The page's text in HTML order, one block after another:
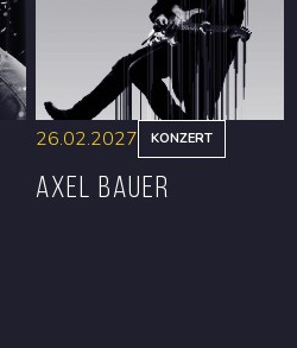
26.02.2027 KONZERT
Axel Bauer